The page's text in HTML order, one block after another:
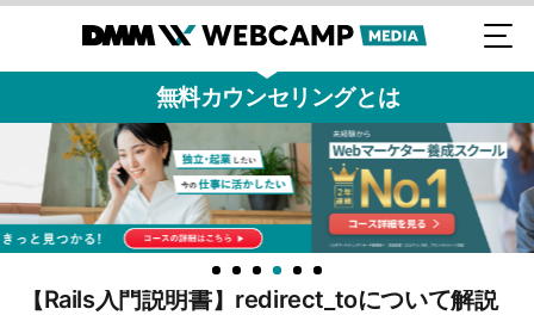
無料カウンセリングとは
【Rails入門説明書】redirect_toについて解説